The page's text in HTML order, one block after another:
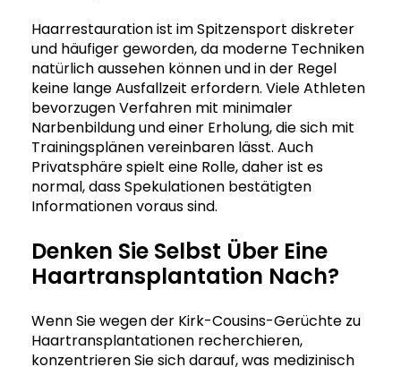
Haarrestauration ist im Spitzensport diskreter
und häufiger geworden, da moderne Techniken
natürlich aussehen können und in der Regel
keine lange Ausfallzeit erfordern. Viele Athleten
bevorzugen Verfahren mit minimaler
Narbenbildung und einer Erholung, die sich mit
Trainingsplänen vereinbaren lässt. Auch
Privatsphäre spielt eine Rolle, daher ist es
normal, dass Spekulationen bestätigten
Informationen voraus sind.
Denken Sie Selbst Über Eine
Haartransplantation Nach?
Wenn Sie wegen der Kirk-Cousins-Gerüchte zu
Haartransplantationen recherchieren,
konzentrieren Sie sich darauf, was medizinisch